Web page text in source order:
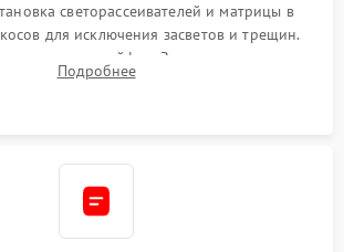
светорассеивателей и матрицы в
для исключения засветов и трещин.
шлейфов. Закрытие корпуса.
и обновление программного обеспечения.
Подробнее